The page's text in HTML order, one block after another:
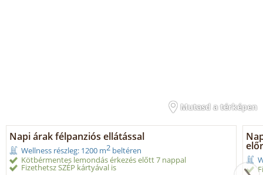
Mutasd a térképen
Napi árak félpanziós ellátással
Wellness részleg: 1200 m2 beltéren
Kötbérmentes lemondás érkezés előtt 7 nappal
Fizethetsz SZÉP kártyával is